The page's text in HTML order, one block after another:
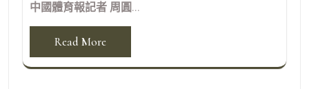
中國體育報記者 周圓...
Read More